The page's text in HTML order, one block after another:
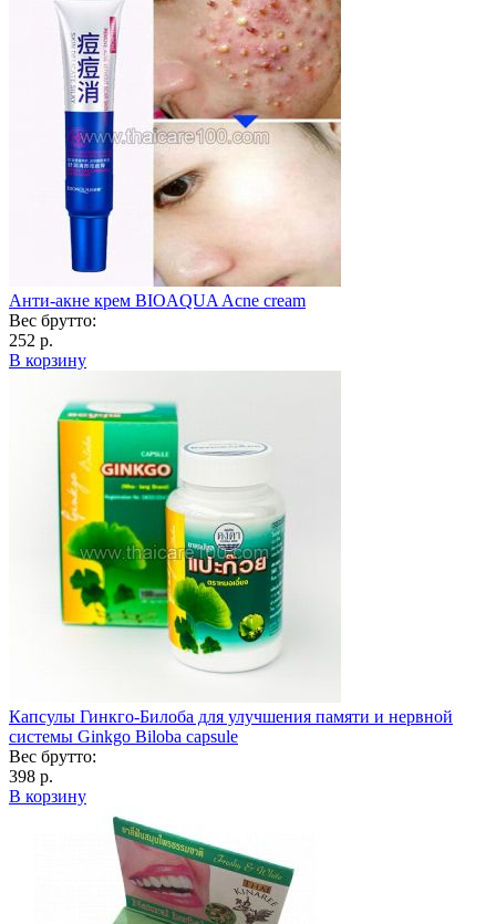
Анти-акне крем BIOAQUA Acne cream
Вес брутто:
252 р.
В корзину
Капсулы Гинкго-Билоба для улучшения памяти и нервной
системы Ginkgo Biloba capsule
Вес брутто:
398 р.
В корзину